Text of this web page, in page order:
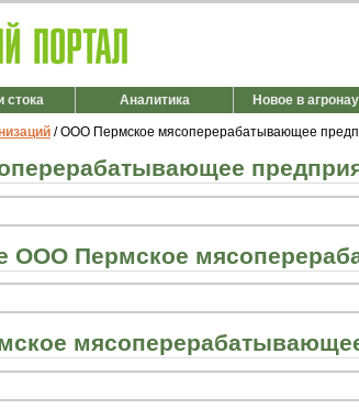
стока Аналитика Новое в
/ OOO Пермское мясоперерабатывающее
Пермское